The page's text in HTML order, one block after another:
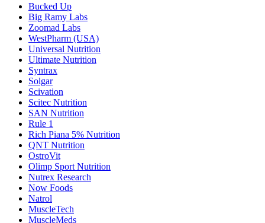
Bucked Up
Big Ramy Labs
Zoomad Labs
WestPharm (USA)
Universal Nutrition
Ultimate Nutrition
Syntrax
Solgar
Scivation
Scitec Nutrition
SAN Nutrition
Rule 1
Rich Piana 5% Nutrition
QNT Nutrition
OstroVit
Olimp Sport Nutrition
Nutrex Research
Now Foods
Natrol
MuscleTech
MuscleMeds